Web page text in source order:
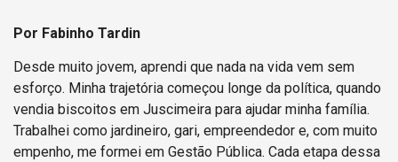
Por Fabinho Tardin
Desde muito jovem, aprendi que nada na vida vem sem
esforço. Minha trajetória começou longe da política, quando
vendia biscoitos em Juscimeira para ajudar minha família.
Trabalhei como jardineiro, gari, empreendedor e, com muito
empenho, me formei em Gestão Pública. Cada etapa dessa